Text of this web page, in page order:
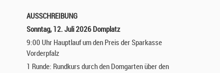
AUSSCHREIBUNG
Sonntag, 12. Juli 2026 Domplatz
9:00 Uhr Hauptlauf um den Preis der Sparkasse
Vorderpfalz
1 Runde: Rundkurs durch den Domgarten über den